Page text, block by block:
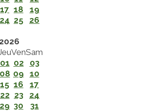
17 18
19
24 25
26
VenSam
01 02
03
08 09
10
15 16
17
22 23
24
29 30 31